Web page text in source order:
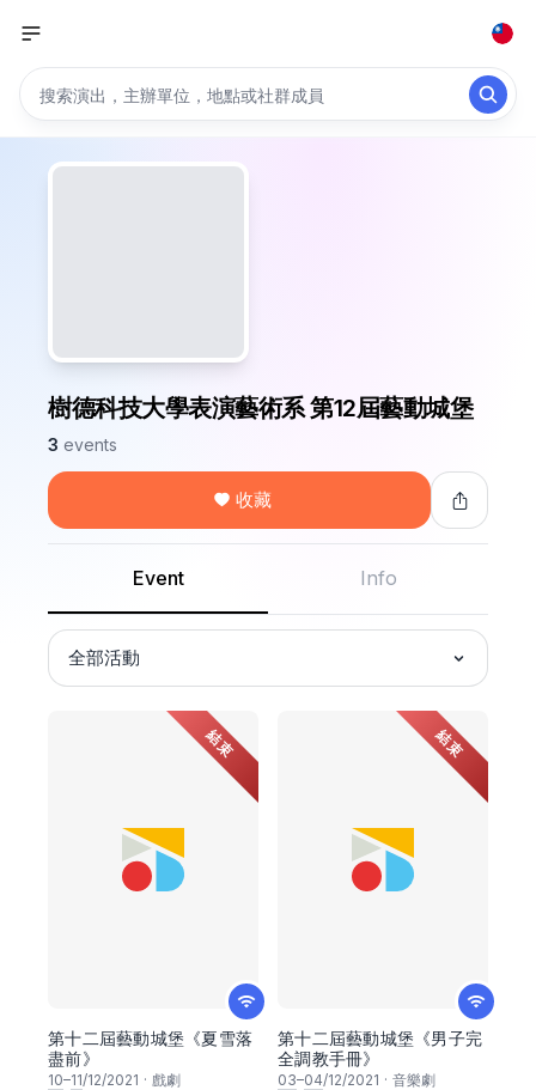
樹德科技大學表演藝術系 第12屆藝動城堡
3 events
收藏
Event Info
全部活動
結束
第十二屆藝動城堡《夏雪落
盡前》
10–11/12/2021 · 戲劇
結束
第十二屆藝動城堡《男子完
全調教手冊》
03–04/12/2021 · 音樂劇